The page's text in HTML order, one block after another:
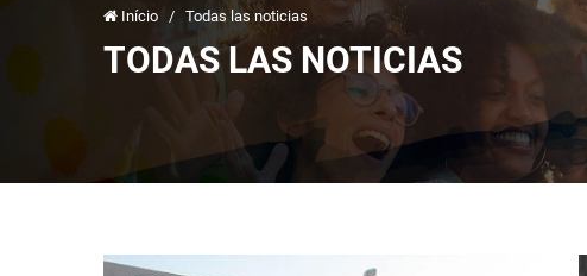
Início / Todas las noticias
TODAS LAS NOTICIAS